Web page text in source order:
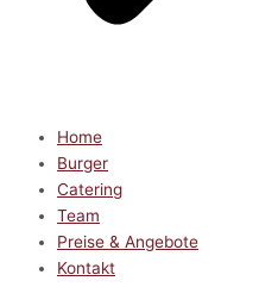
Home
Burger
Catering
Team
Preise & Angebote
Kontakt